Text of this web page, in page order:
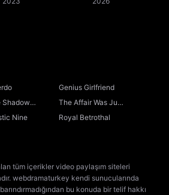
Genius Girlfriend
Shadow
The Affair Was Just
the Beginning
Nine Royal Betrothal
tüm içerikler video paylaşım siteleri
webdramaturkey kendi sunucularında
bu konuda bir telif hakkı